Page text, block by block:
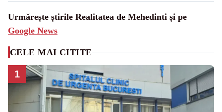
Urmărește știrile Realitatea de Mehedinti și pe
Google News
CELE MAI CITITE
1